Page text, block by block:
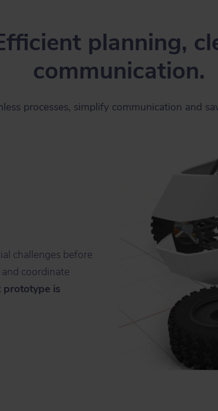
planning,
communication.
processes, simplify communication and
challenges before
coordinate
prototype is